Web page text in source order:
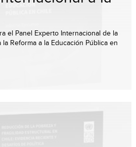
el Panel Experto Internacional de la
Reforma a la Educación Pública en